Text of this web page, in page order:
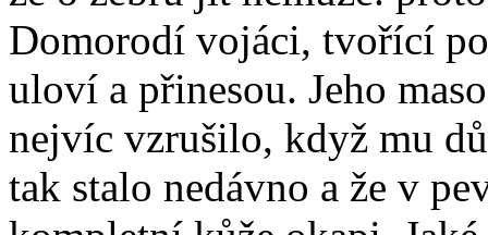
Domorodí vojáci, tvořící
uloví a přinesou. Jeho
nejvíc vzrušilo, když mu
tak stalo nedávno a že v